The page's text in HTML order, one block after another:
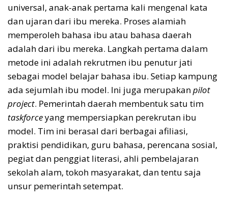
universal, anak-anak pertama kali mengenal kata
dan ujaran dari ibu mereka. Proses alamiah
memperoleh bahasa ibu atau bahasa daerah
adalah dari ibu mereka. Langkah pertama dalam
metode ini adalah rekrutmen ibu penutur jati
sebagai model belajar bahasa ibu. Setiap kampung
ada sejumlah ibu model. Ini juga merupakanpilot
project. Pemerintah daerah membentuk satu tim
taskforceyang mempersiapkan perekrutan ibu
model. Tim ini berasal dari berbagai afiliasi,
praktisi pendidikan, guru bahasa, perencana sosial,
pegiat dan penggiat literasi, ahli pembelajaran
sekolah alam, tokoh masyarakat, dan tentu saja
unsur pemerintah setempat.